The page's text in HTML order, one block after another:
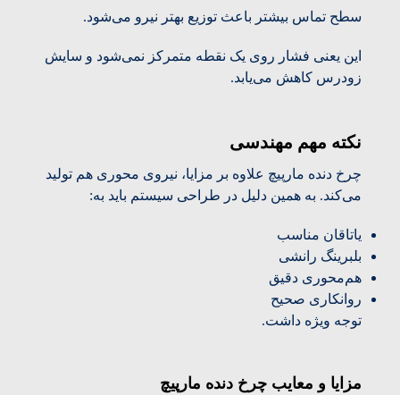
سطح تماس بیشتر باعث توزیع بهتر نیرو می‌شود.
این یعنی فشار روی یک نقطه متمرکز نمی‌شود و سایش
زودرس کاهش می‌یابد.
نکته مهم مهندسی
چرخ دنده مارپیچ علاوه بر مزایا، نیروی محوری هم تولید
می‌کند. به همین دلیل در طراحی سیستم باید به:
یاتاقان مناسب
بلبرینگ رانشی
هم‌محوری دقیق
روانکاری صحیح
توجه ویژه داشت.
مزایا و معایب چرخ دنده مارپیچ